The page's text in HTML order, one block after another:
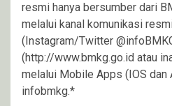
resmi hanya bersumber dari
melalui kanal komunikasi
(Instagram/Twitter
(http://www.bmkg.go.id atau
melalui Mobile Apps (IOS dan
infobmkg.*